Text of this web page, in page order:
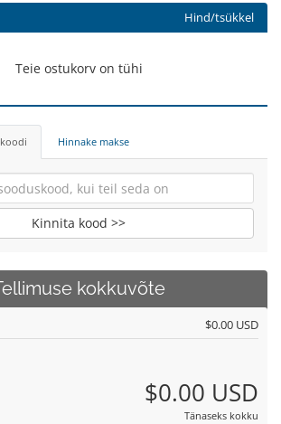
Hind/tsükkel
Teie ostukorv on tühi
Hinnake makse
Kinnita kood >>
kokkuvõte
$0.00 USD
$0.00 USD
Tänaseks kokku